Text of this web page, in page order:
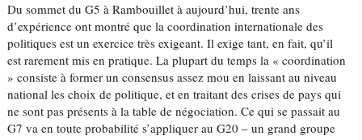
Du sommet du G5 à Rambouillet à aujourd’hui, trente ans
d’expérience ont montré que la coordination internationale des
politiques est un exercice très exigeant. Il exige tant, en fait, qu’il
est rarement mis en pratique. La plupart du temps la « coordination
» consiste à former un consensus assez mou en laissant au niveau
national les choix de politique, et en traitant des crises de pays qui
ne sont pas présents à la table de négociation. Ce qui se passait au
G7 va en toute probabilité s’appliquer au G20 – un grand groupe